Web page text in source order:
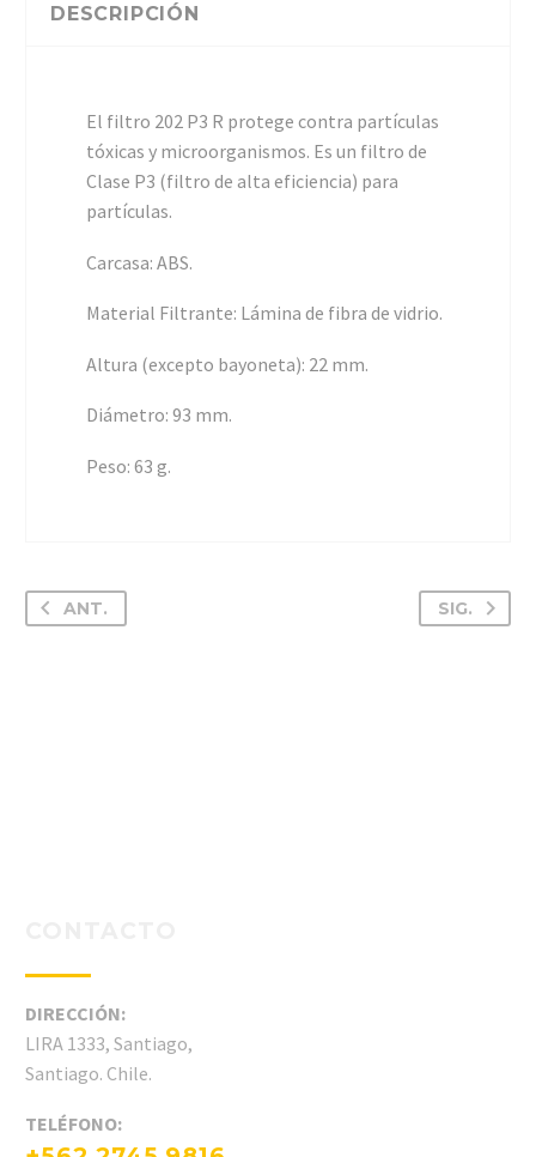
DESCRIPCIÓN
El filtro 202 P3 R protege contra partículas
tóxicas y microorganismos. Es un filtro de
Clase P3 (filtro de alta eficiencia) para
partículas.
Carcasa: ABS.
Material Filtrante: Lámina de fibra de vidrio.
Altura (excepto bayoneta): 22 mm.
Diámetro: 93 mm.
Peso: 63 g.
ANT. SIG.
DIRECCIÓN:
LIRA 1333, Santiago,
Santiago. Chile.
TELÉFONO: